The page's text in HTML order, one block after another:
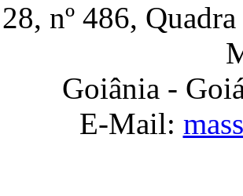
nº 486,
Goiânia -
E-Mail: